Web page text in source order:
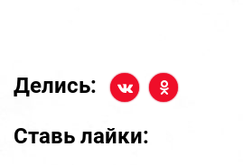
Делись:
Ставь лайки: